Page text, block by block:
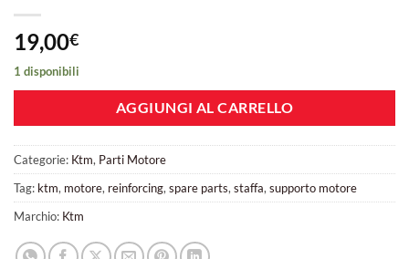
19,00€
1 disponibili
AGGIUNGI AL CARRELLO
Categorie: Ktm, Parti Motore
Tag: ktm, motore, reinforcing, spare parts, staffa, supporto motore
Marchio: Ktm